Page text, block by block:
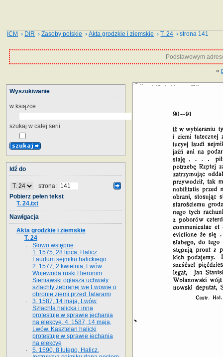
ICM › DIR ›Zasoby polskie ›Akta grodzkie i ziemskie ›T. 24 › strona 141
Podstawowym
«
Wyszukiwanie
w książce
szukaj w całej serii
Idź do
strona:
Pobierz pełen tekst
T. 24.txt
Nawigacja
Akta grodzkie i ziemskie
T. 24
Słowo wstępne
1. 1575, 28 lipca, Halicz.
Laudum sejmiku halickiego
2. 1577, 2 kwietnia, Lwów.
Wojewoda ruski Hieronim
Sieniawski ogłasza uchwały
szlachty zebranej we Lwowie o
obronie ziemi przed Tatarami
3. 1587, 14 maja, Lwów.
Szlachta halicka i inna
protestuje w sprawie jechania
na elekcyę. 4. 1587, 14 maja,
Lwów. Kasztelan halicki
protestuje w sprawie jechania
na elekcyę
5. 1590, 8 lutego, Halicz.